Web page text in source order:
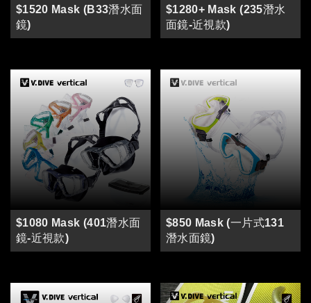
$1520 Mask (B33潛水面
鏡)
$1280+ Mask (235潛水
面鏡-近視款)
$1080 Mask (401潛水面
鏡-近視款)
$850 Mask (一片式131
潛水面鏡)